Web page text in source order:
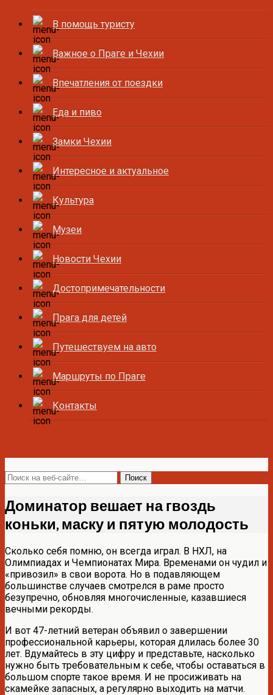
В помощь туристу
Важное о Праге и Чехии
Впечатления от поездки
Еда и пиво
Замки Чехии
Интересное и актуальное
Культура
Музеи
Новости Чехии
Достопримечательности
Прага для детей
Путешествуем на авто
Маршруты по Праге
Контакты
Доминатор вешает на гвоздь
коньки, маску и пятую молодость
Сколько себя помню, он всегда играл. В НХЛ, на
Олимпиадах и Чемпионатах Мира. Временами он чудил и
«привозил» в свои ворота. Но в подавляющем
большинстве случаев смотрелся в раме просто
безупречно, обновляя многочисленные, казавшиеся
вечными рекорды.
И вот 47-летний ветеран объявил о завершении
профессиональной карьеры, которая длилась более 30
лет. Вдумайтесь в эту цифру и представьте, насколько
нужно быть требовательным к себе, чтобы оставаться в
большом спорте такое время. И не просиживать на
скамейке запасных, а регулярно выходить на матчи.